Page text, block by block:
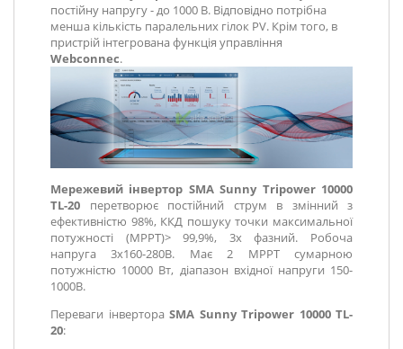
постійну напругу - до 1000 В. Відповідно потрібна
менша кількість паралельних гілок PV. Крім того, в
пристрій інтегрована функція управління
Webconnec.
Мережевий інвертор SMA Sunny Tripower 10000
TL-20 перетворює постійний струм в змінний з
ефективністю 98%, ККД пошуку точки максимальної
потужності (MPPT)> 99,9%, 3х фазний. Робоча
напруга 3х160-280В. Має 2 MPPT сумарною
потужністю 10000 Вт, діапазон вхідної напруги 150-
1000В.
Переваги інвертора SMA Sunny Tripower 10000 TL-
20: